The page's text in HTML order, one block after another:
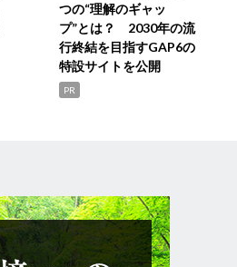
つの“理解のギャッ
プ”とは？ 2030年の流
行終結を目指すGAP6の
特設サイトを公開
PR